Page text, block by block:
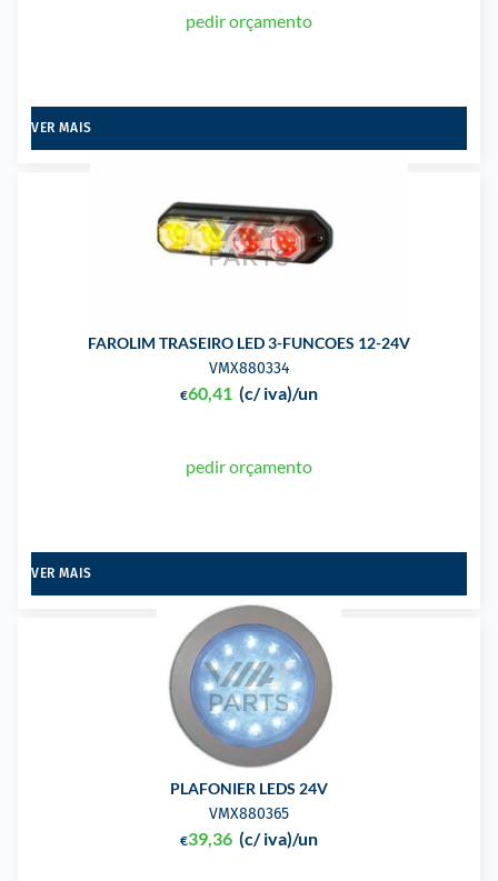
pedir orçamento
VER MAIS
FAROLIM TRASEIRO LED 3-FUNCOES 12-24V
VMX880334
€60,41 (c/ iva)/un
pedir orçamento
VER MAIS
PLAFONIER LEDS 24V
VMX880365
€39,36 (c/ iva)/un